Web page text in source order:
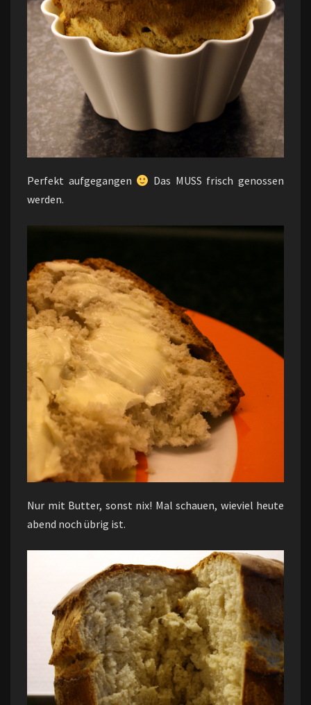
Perfekt aufgegangen
Das MUSS frisch genossen
werden.
Nur mit Butter, sonst nix! Mal schauen, wieviel heute
abend noch übrig ist.